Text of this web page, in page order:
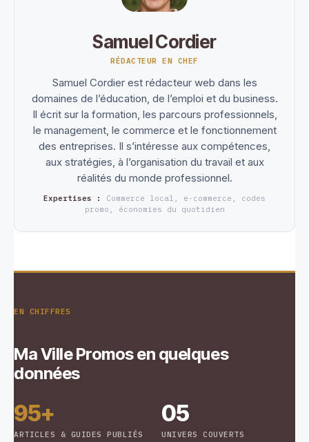
Samuel Cordier
RÉDACTEUR EN CHEF
Samuel Cordier est rédacteur web dans les
domaines de l’éducation, de l’emploi et du business.
Il écrit sur la formation, les parcours professionnels,
le management, le commerce et le fonctionnement
des entreprises. Il s’intéresse aux compétences,
aux stratégies, à l’organisation du travail et aux
réalités du monde professionnel.
Expertises :
Commerce local, e-commerce, codes
promo, économies du quotidien
EN CHIFFRES
Ma Ville Promos en quelques
données
95+
ARTICLES & GUIDES PUBLIÉS
05
UNIVERS COUVERTS